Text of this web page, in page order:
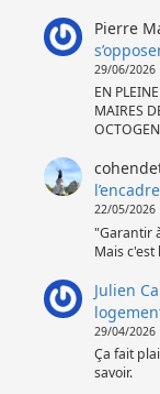
Pierre
29/06/2026
EN
MAIRES
22/05/2026
"Garantir
Mais
Julien
29/04/2026
Ça fait
savoir.